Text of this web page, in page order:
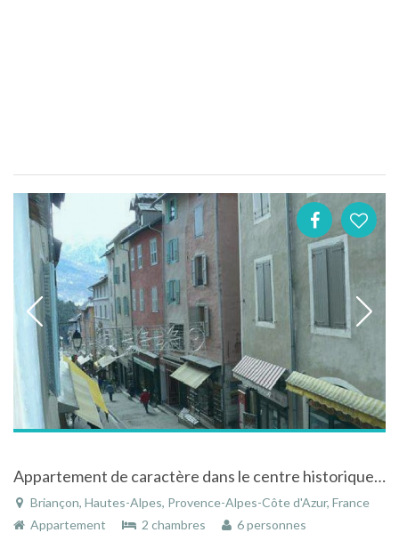
Appartement de caractère dans le centre historique de Briançon dans les Hautes-Alpes
Briançon, Hautes-Alpes, Provence-Alpes-Côte d'Azur, France
Appartement
2 chambres 6 personnes